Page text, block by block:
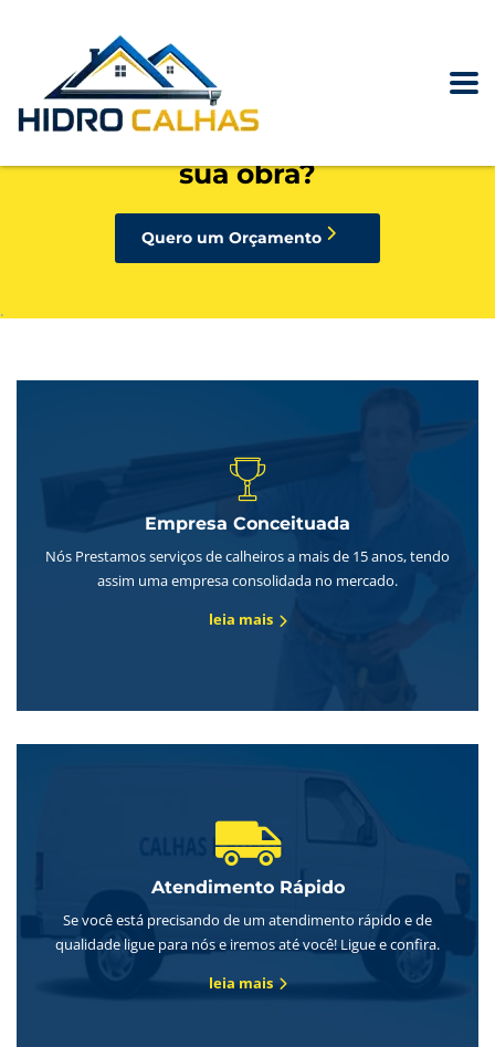
precisando de calhas, rufos,
pingadeiras ou condutores para
sua obra?
Quero um Orçamento
.
Empresa Conceituada
Nós Prestamos serviços de calheiros a mais de 15 anos, tendo
assim uma empresa consolidada no mercado.
leia mais
Atendimento Rápido
Se você está precisando de um atendimento rápido e de
qualidade ligue para nós e iremos até você! Ligue e confira.
leia mais